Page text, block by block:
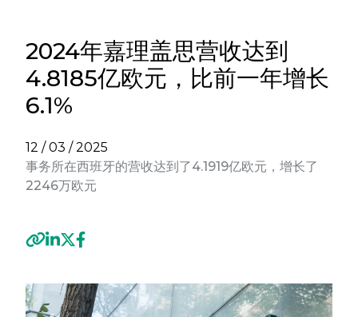
2024年嘉理盖思营收达到
4.8185亿欧元，比前一年增长
6.1%
12 / 03 / 2025
事务所在西班牙的营收达到了4.1919亿欧元，增长了
2246万欧元